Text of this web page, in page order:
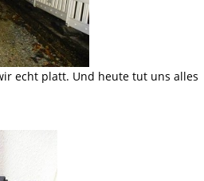
echt platt. Und heute tut uns alles